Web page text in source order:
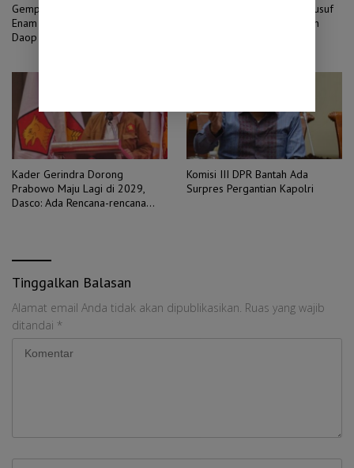
Gempa Pangandaran M 5,2,
Enam Perjalanan Kereta Api
Daop 2 Bandung Sempat
Sultan Najamudin Undang Jusuf
Kalla Hadiri Sidang Tahunan
Kader Gerindra Dorong
Prabowo Maju Lagi di 2029,
Dasco: Ada Rencana-rencana
Komisi III DPR Bantah Ada
Surpres Pergantian Kapolri
Tinggalkan Balasan
Alamat email Anda tidak akan dipublikasikan. Ruas yang wajib
ditandai *